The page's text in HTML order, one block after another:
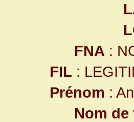
FNA :
FIL :
Prénom :
Nom